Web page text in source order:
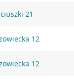
21
12
12